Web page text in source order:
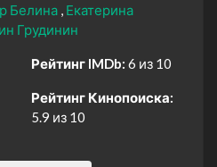
Белина Екатерина
Грудинин
Рейтинг IMDb: 6 из 10
Рейтинг Кинопоиска:
5.9 из 10